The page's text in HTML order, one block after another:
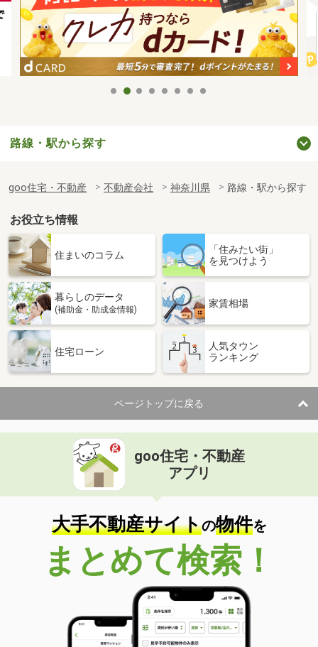
路線・駅から探す
goo住宅・不動産 不動産会社 神奈川県 路線・駅から探す
お役立ち情報
住まいのコラム
「住みたい街」
を見つけよう
暮らしのデータ
(補助金・助成金情報)
家賃相場
住宅ローン
人気タウン
ランキング
ページトップに戻る
goo住宅・不動産
アプリ
大手不動産サイトの物件を
まとめて検索！